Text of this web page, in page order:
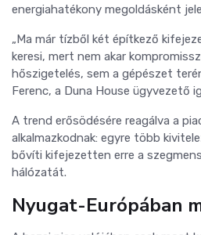
energiahatékony megoldásként
„Ma már tízből két építkező
keresi, mert nem akar
hőszigetelés, sem a gépészet
Ferenc, a Duna House ügyvezető
A trend erősödésére reagálva a
alkalmazkodnak: egyre több
bővíti kifejezetten erre a
hálózatát.
Nyugat-Európában